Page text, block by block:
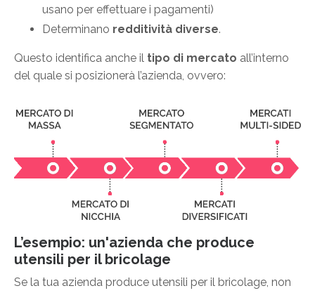
usano per effettuare i pagamenti)
Determinano redditività diverse.
Questo identifica anche il tipo di mercato all’interno
del quale si posizionerà l’azienda, ovvero:
L’esempio: un'azienda che produce
utensili per il bricolage
Se la tua azienda produce utensili per il bricolage, non